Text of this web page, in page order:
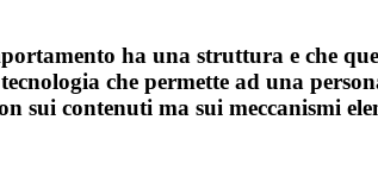
ha una struttura e che
che permette ad una
sui contenuti ma sui meccanismi